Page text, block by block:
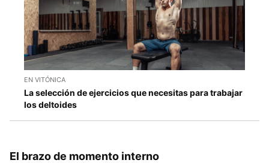
EN VITÓNICA
La selección de ejercicios que necesitas para trabajar
los deltoides
El brazo de momento interno